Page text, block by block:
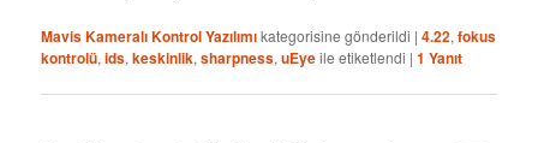
Mavis Kameralı Kontrol Yazılımıkategorisine gönderildi |4.22,fokus
kontrolü,ids,keskinlik,sharpness,uEyeile etiketlendi |1 Yanıt